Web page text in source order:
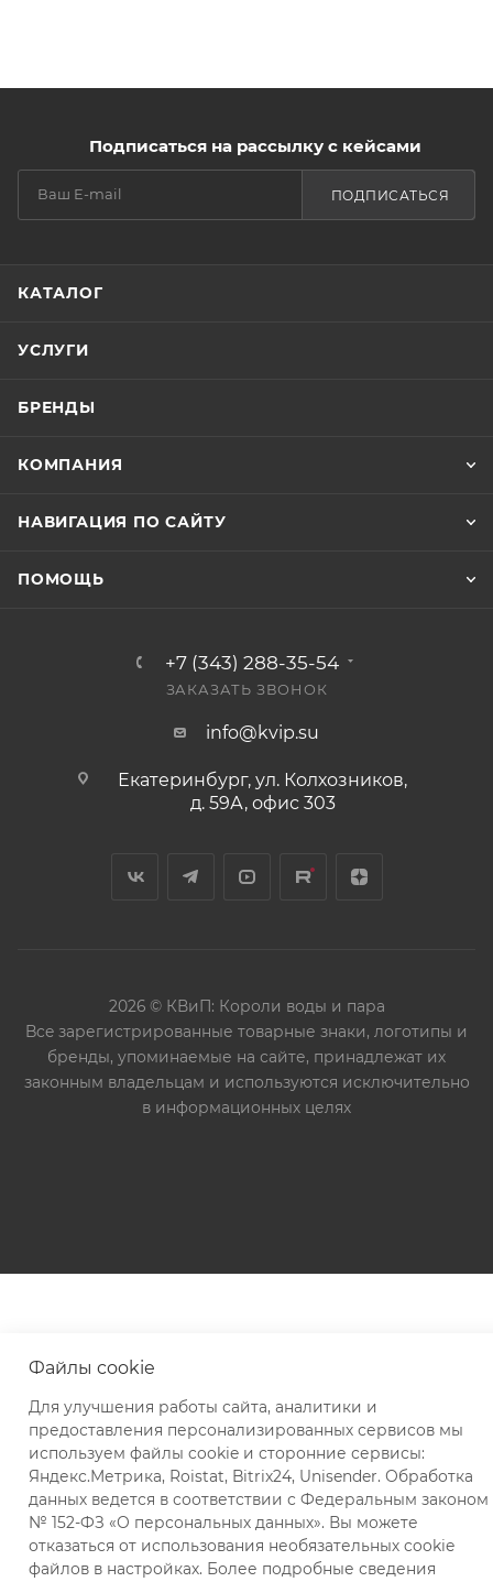
Подписаться на рассылку с кейсами
ПОДПИСАТЬСЯ
КАТАЛОГ
УСЛУГИ
БРЕНДЫ
КОМПАНИЯ
НАВИГАЦИЯ ПО САЙТУ
ПОМОЩЬ
+7 (343) 288-35-54
ЗАКАЗАТЬ ЗВОНОК
info@kvip.su
Екатеринбург, ул. Колхозников,
д. 59А, офис 303
2026 © КВиП: Короли воды и пара
Bce зарегистрированные товарные знаки, логотипы и
бренды, упоминаемые на сайте, принадлежат их
законным владельцам и используются исключительно
в информационных целях
Файлы cookie
Для улучшения работы сайта, аналитики и
предоставления персонализированных сервисов мы
используем файлы cookie и сторонние сервисы:
Яндекс.Метрика, Roistat, Bitrix24, Unisender. Обработка
данных ведется в соответствии с Федеральным законом
№ 152-ФЗ «О персональных данных». Вы можете
отказаться от использования необязательных cookie
файлов в настройках. Более подробные сведения